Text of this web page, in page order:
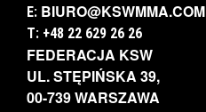
E: BIURO@KSWMMA.COM
T: +48 22 629 26 26
FEDERACJA KSW
UL. STĘPIŃSKA 39,
00-739 WARSZAWA